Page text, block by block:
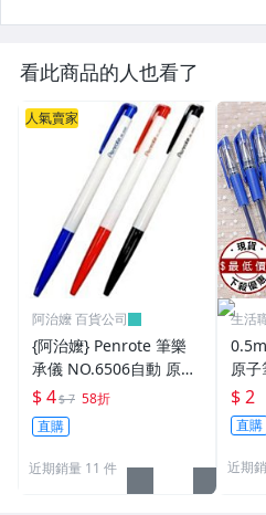
看此商品的人也看了
人氣賣家
阿治嬤 百貨公司
{阿治嬤} Penrote 筆樂
承儀 NO.6506自動 原子
筆 贈品筆 廣告筆 0.5m
m
$ 4$ 7 58折
直購
近期銷量 11 件
生活
原子
珠筆
學生
【
$ 2
直購
近期